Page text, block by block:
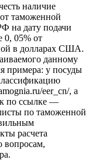
наличие
таможенной
на дату подачи
0, 05% от
в долларах США.
данному
примера: у посуды
eer_cn/, а
по ссылке —
по таможенной
расчета
вопросам,